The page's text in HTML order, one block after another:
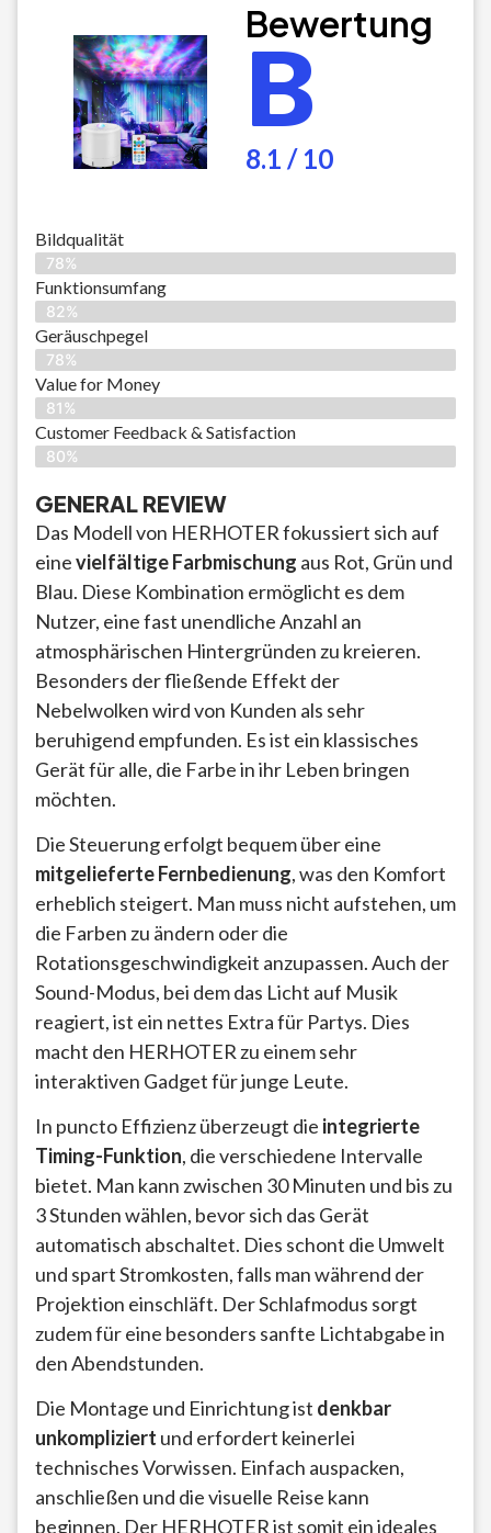
Bewertung
B
8.1 / 10
Bildqualität
78%
Funktionsumfang
82%
Geräuschpegel
78%
Value for Money
81%
Customer Feedback & Satisfaction​
80%
GENERAL REVIEW
Das Modell von HERHOTER fokussiert sich auf
einevielfältige Farbmischung aus Rot, Grün und
Blau. Diese Kombination ermöglicht es dem
Nutzer, eine fast unendliche Anzahl an
atmosphärischen Hintergründen zu kreieren.
Besonders der fließende Effekt der
Nebelwolken wird von Kunden als sehr
beruhigend empfunden. Es ist ein klassisches
Gerät für alle, die Farbe in ihr Leben bringen
möchten.
Die Steuerung erfolgt bequem über eine
mitgelieferte Fernbedienung, was den Komfort
erheblich steigert. Man muss nicht aufstehen, um
die Farben zu ändern oder die
Rotationsgeschwindigkeit anzupassen. Auch der
Sound-Modus, bei dem das Licht auf Musik
reagiert, ist ein nettes Extra für Partys. Dies
macht den HERHOTER zu einem sehr
interaktiven Gadget für junge Leute.
In puncto Effizienz überzeugt die integrierte
Timing-Funktion, die verschiedene Intervalle
bietet. Man kann zwischen 30 Minuten und bis zu
3 Stunden wählen, bevor sich das Gerät
automatisch abschaltet. Dies schont die Umwelt
und spart Stromkosten, falls man während der
Projektion einschläft. Der Schlafmodus sorgt
zudem für eine besonders sanfte Lichtabgabe in
den Abendstunden.
Die Montage und Einrichtung ist denkbar
unkompliziert und erfordert keinerlei
technisches Vorwissen. Einfach auspacken,
anschließen und die visuelle Reise kann
beginnen. Der HERHOTER ist somit ein ideales